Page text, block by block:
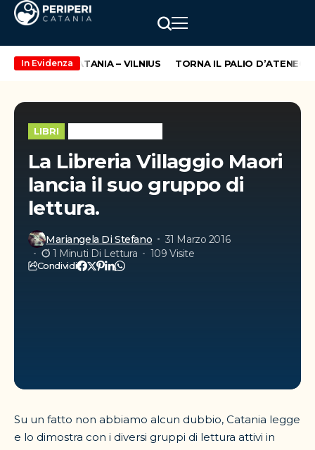
In Evidenza
ROTTA CATANIA – VILNIUS TORNA IL PALIO D’ATENEO,
LIBRI
La Libreria Villaggio Maori
lancia il suo gruppo di
lettura.
Mariangela Di Stefano
31 Marzo 2016
1 Minuti Di Lettura
109 Visite
Condividi
Su un fatto non abbiamo alcun dubbio, Catania legge
e lo dimostra con i diversi gruppi di lettura attivi in